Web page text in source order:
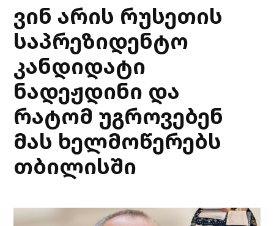
ვინ არის რუსეთის
საპრეზიდენტო
კანდიდატი
ნადეჟდინი და
რატომ უგროვებენ
მას ხელმოწერებს
თბილისში